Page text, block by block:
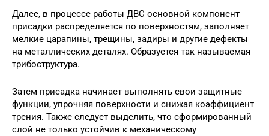
Далее, в процессе работы ДВС основной компонент
присадки распределяется по поверхностям, заполняет
мелкие царапины, трещины, задиры и другие дефекты
на металлических деталях. Образуется так называемая
трибоструктура.
Затем присадка начинает выполнять свои защитные
функции, упрочняя поверхности и снижая коэффициент
трения. Также следует выделить, что сформированный
слой не только устойчив к механическому